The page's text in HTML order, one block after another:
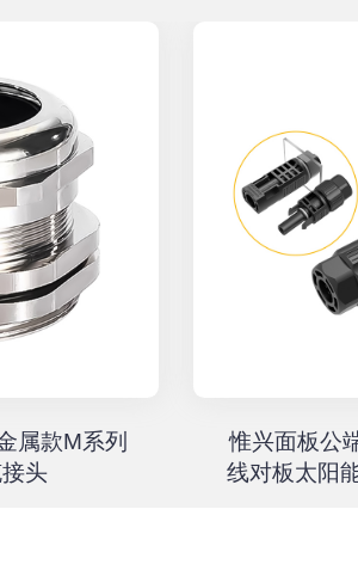
属款M系列
头
惟兴面板公
线对板太阳